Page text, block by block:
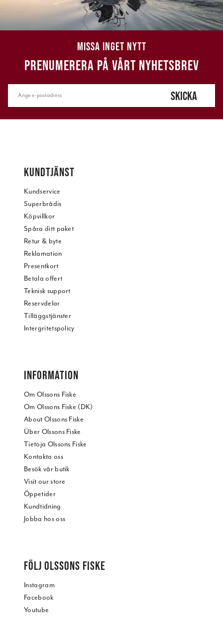
MISSA INGET NYTT
PRENUMERERA PÅ VÅRT NYHETSBREV
SKICKA
KUNDTJÄNST
Kundservice
Superbrådis
Köpvillkor
Spåra ditt paket
Retur & byte
Reklamation
Presentkort
Betala offert
Teknisk support
Reservdelar
Tilläggstjänster
Intergritetspolicy
INFORMATION
Om Olssons Fiske
Om Olssons Fiske (DK)
About Olssons Fiske
Über Olssons Fiske
Tietoja Olssons Fiske
Kontakta oss
Besök vår butik
Visit our store
Öppetider
Kundtidning
Jobba hos oss
FÖLJ OLSSONS FISKE
Instagram
Facebook
Youtube